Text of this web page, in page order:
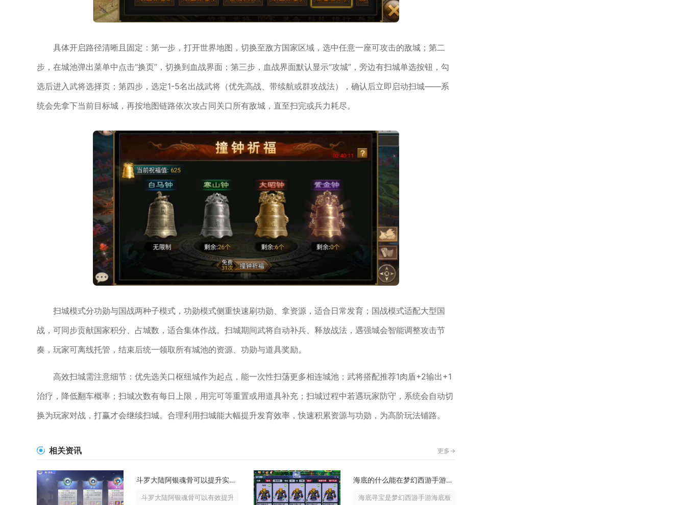
具体开启路径清晰且固定：第一步，打开世界地图，切换至敌方国家区域，选中任意一座可攻击的敌城；第二
步，在城池弹出菜单中点击“换页”，切换到血战界面；第三步，血战界面默认显示“攻城”，旁边有扫城单选按钮，勾
选后进入武将选择页；第四步，选定1-5名出战武将（优先高战、带续航或群攻战法），确认后立即启动扫城——系
统会先拿下当前目标城，再按地图链路依次攻占同关口所有敌城，直至扫完或兵力耗尽。
扫城模式分功勋与国战两种子模式，功勋模式侧重快速刷功勋、拿资源，适合日常发育；国战模式适配大型国
战，可同步贡献国家积分、占城数，适合集体作战。扫城期间武将自动补兵、释放战法，遇强城会智能调整攻击节
奏，玩家可离线托管，结束后统一领取所有城池的资源、功勋与道具奖励。
高效扫城需注意细节：优先选关口枢纽城作为起点，能一次性扫荡更多相连城池；武将搭配推荐1肉盾+2输出+1
治疗，降低翻车概率；扫城次数有每日上限，用完可等重置或用道具补充；扫城过程中若遇玩家防守，系统会自动切
换为玩家对战，打赢才会继续扫城。合理利用扫城能大幅提升发育效率，快速积累资源与功勋，为高阶玩法铺路。
相关资讯 更多->
斗罗大陆阿银魂骨可以提升实力吗
斗罗大陆阿银魂骨可以有效提升实力，不管是通用魂骨还是阿银专属...
海底的什么能在梦幻西游手游中最快
海底寻宝是梦幻西游手游海底板块中竞速效率最高的玩法，同海底迷...